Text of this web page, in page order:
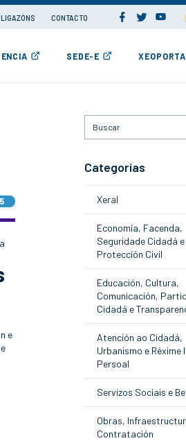
LIGAZÓNS CONTACTO
SEDE-E
e
Categorías
Xeral
Economía, Facenda,
Seguridade Cidadá e
Protección Civil
Educación, Cultura,
Comunicación,
Cidadá e
Atención ao Cidadá,
Urbanismo e Réxime
Persoal
Servizos Sociais e
Obras,
Contratación